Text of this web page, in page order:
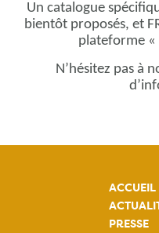
Un catalogue
bientôt proposés, et
plateforme «
N’hésitez pas à
ACCUEIL
PRESSE